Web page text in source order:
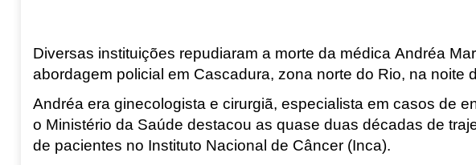
Diversas instituições repudiaram a morte da médica Andréa
abordagem policial em Cascadura, zona norte do Rio, na noite
Andréa era ginecologista e cirurgiã, especialista em casos de
o Ministério da Saúde destacou as quase duas décadas de
de pacientes no Instituto Nacional de Câncer (Inca).